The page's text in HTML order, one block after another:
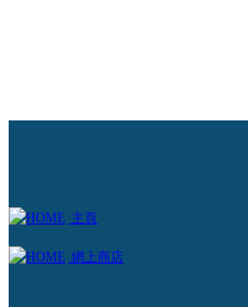
主頁
網上商店